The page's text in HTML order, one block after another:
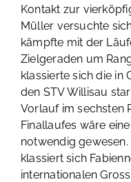
Kontakt zur
Müller versuchte
kämpfte mit der
Zielgeraden um
klassierte sich die in
den STV Willisau
Vorlauf im sechsten
Finallaufes wäre
notwendig
klassiert sich
internationalen